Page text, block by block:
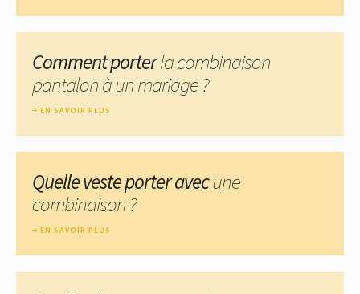
Comment porterla combinaison
pantalon à un mariage ?
EN SAVOIR PLUS
Quelle veste porter avecune
combinaison ?
EN SAVOIR PLUS